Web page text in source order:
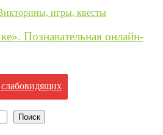
игры, квесты
Познавательная онлайн-
слабовидящих
Поиск